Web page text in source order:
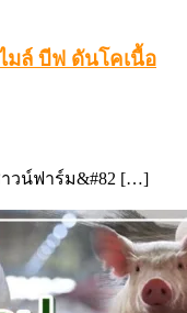
มล์ บีฟ ดันโคเนื้อ
าวน์ฟาร์ม&#82 […]